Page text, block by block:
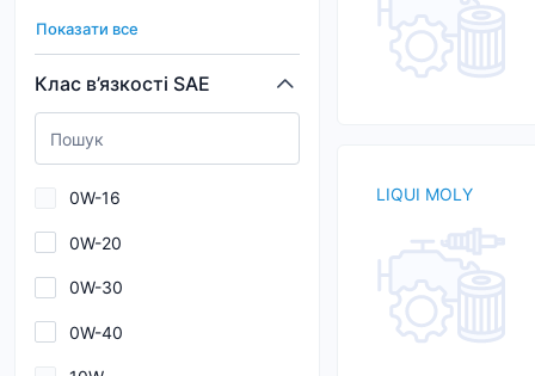
1D4
1D6
1E9
1F7
CHEVROLET EUROPE
CHRYSLER USA
DACIA
DAEWOO
DAF
DAIHATSU
Показати все
Клас в’язкості SAE
0W-16
0W-20
0W-30
0W-40
LIQUI MOLY